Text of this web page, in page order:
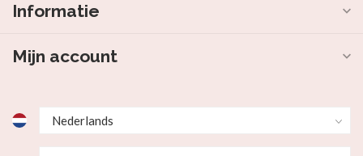
Informatie
Mijn account